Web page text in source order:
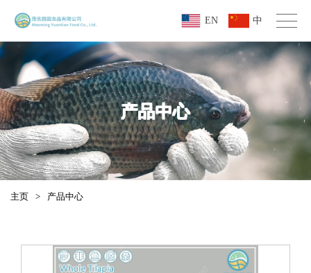
EN 中
产品中心
主页 > 产品中心